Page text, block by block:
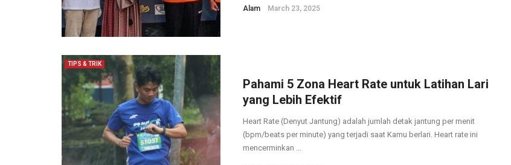
Alam March 23, 2025
TIPS & TRIK
Pahami 5 Zona Heart Rate untuk Latihan Lari
yang Lebih Efektif
Heart Rate (Denyut Jantung) adalah jumlah detak jantung per menit
(bpm/beats per minute) yang terjadi saat Kamu berlari. Heart rate ini
mencerminkan ...